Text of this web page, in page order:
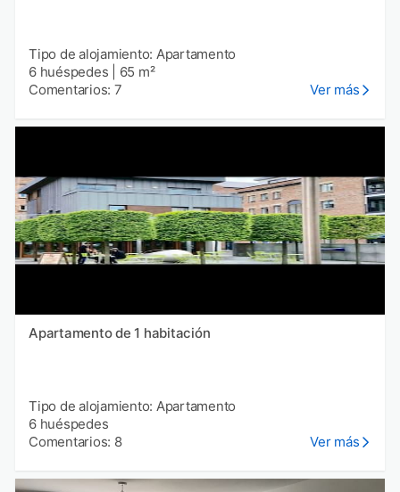
Tipo de alojamiento: Apartamento
6 huéspedes
65 m²
Comentarios: 7
Ver más
Apartamento de 1 habitación
Tipo de alojamiento: Apartamento
6 huéspedes
Comentarios: 8
Ver más